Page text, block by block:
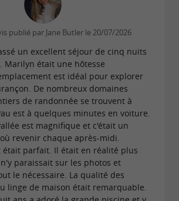
est, c’est réservé, il ne reste plus
Vous pouvez compter
hôtelière
de Marilyn pour
hébergements. Chambres d’hôtes
insolitesseront lesnids
invités,ils seront chouchoutés.
de votre événement, le chef
“Flaveurs”
de vous concocter des recettes
à vos envies. Sa cuisine
partir deproduits frais, locaux
publié par Jane Butler le 20/07/2026
un excellent séjour de cinq nuits
Marilyn était une hôtesse
est idéal pour explorer
De nombreux domaines
de randonnée se trouvent à
est à quelques minutes en voiture.
est magnifique et c'était un
revenir chaque après-midi.
était parfait. Il était en réalité plus
paraissait sur les photos et
le nécessaire. La qualité des
linge de maison était remarquable.